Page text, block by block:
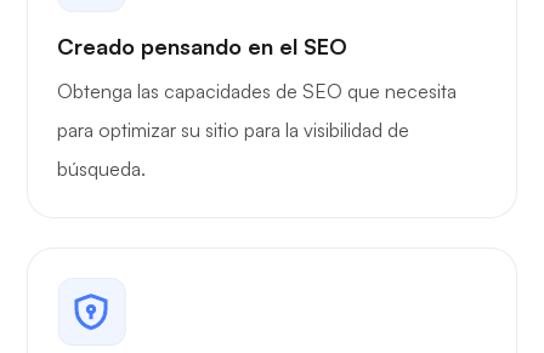
Creado pensando en el SEO
Obtenga las capacidades de SEO que necesita
para optimizar su sitio para la visibilidad de
búsqueda.